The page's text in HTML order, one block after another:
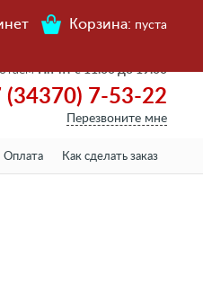
Корзина: пуста
Пн-пт с 11.00 до 19.00
(34370) 7-53-22
Перезвоните мне
Оплата Как сделать заказ